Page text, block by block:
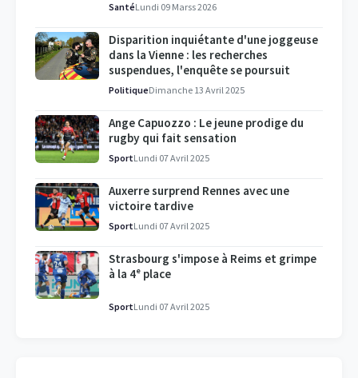
SantéLundi 09 Marss 2026
Disparition inquiétante d'une joggeuse
dans la Vienne : les recherches
suspendues, l'enquête se poursuit
PolitiqueDimanche 13 Avril 2025
Ange Capuozzo : Le jeune prodige du
rugby qui fait sensation
SportLundi 07 Avril 2025
Auxerre surprend Rennes avec une
victoire tardive
SportLundi 07 Avril 2025
Strasbourg s'impose à Reims et grimpe
à la 4ᵉ place
SportLundi 07 Avril 2025